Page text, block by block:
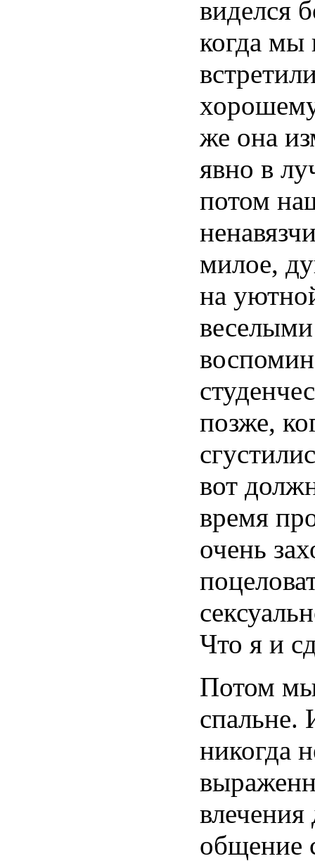
виделся
когда мы
же она
явно в
потом
милое,
на
веселыми
позже,
вот
время
очень
Что я и
Потом
спальне.
никогда
влечения
общение